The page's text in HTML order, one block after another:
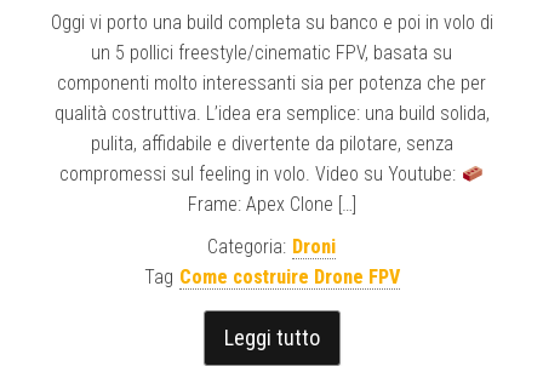
Oggi vi porto una build completa su banco e poi in volo di
un 5 pollici freestyle/cinematic FPV, basata su
componenti molto interessanti sia per potenza che per
qualità costruttiva. L’idea era semplice: una build solida,
pulita, affidabile e divertente da pilotare, senza
compromessi sul feeling in volo. Video su Youtube:
Frame: Apex Clone […]
Categoria: Droni
Tag Come costruire Drone FPV
Leggi tutto